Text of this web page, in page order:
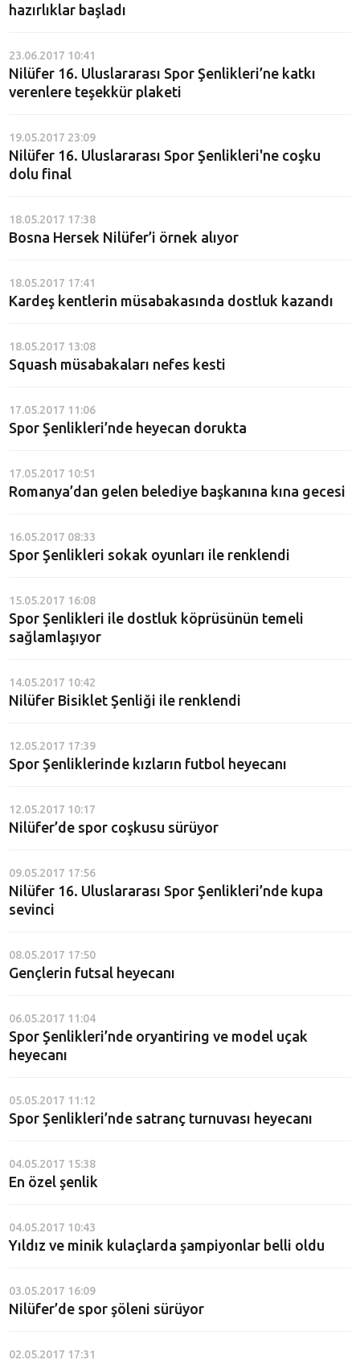
hazırlıklar başladı
23.06.2017 10:41
Nilüfer 16. Uluslararası Spor Şenlikleri’ne katkı
verenlere teşekkür plaketi
19.05.2017 23:09
Nilüfer 16. Uluslararası Spor Şenlikleri'ne coşku
dolu final
18.05.2017 17:38
Bosna Hersek Nilüfer’i örnek alıyor
18.05.2017 17:41
Kardeş kentlerin müsabakasında dostluk kazandı
18.05.2017 13:08
Squash müsabakaları nefes kesti
17.05.2017 11:06
Spor Şenlikleri’nde heyecan dorukta
17.05.2017 10:51
Romanya’dan gelen belediye başkanına kına gecesi
16.05.2017 08:33
Spor Şenlikleri sokak oyunları ile renklendi
15.05.2017 16:08
Spor Şenlikleri ile dostluk köprüsünün temeli
sağlamlaşıyor
14.05.2017 10:42
Nilüfer Bisiklet Şenliği ile renklendi
12.05.2017 17:39
Spor Şenliklerinde kızların futbol heyecanı
12.05.2017 10:17
Nilüfer’de spor coşkusu sürüyor
09.05.2017 17:56
Nilüfer 16. Uluslararası Spor Şenlikleri’nde kupa
sevinci
08.05.2017 17:50
Gençlerin futsal heyecanı
06.05.2017 11:04
Spor Şenlikleri’nde oryantiring ve model uçak
heyecanı
05.05.2017 11:12
Spor Şenlikleri’nde satranç turnuvası heyecanı
04.05.2017 15:38
En özel şenlik
04.05.2017 10:43
Yıldız ve minik kulaçlarda şampiyonlar belli oldu
03.05.2017 16:09
Nilüfer’de spor şöleni sürüyor
02.05.2017 17:31